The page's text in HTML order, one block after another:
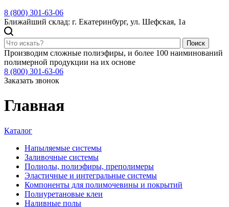
8 (800) 301-63-06
Ближайший склад: г. Екатеринбург, ул. Шефская, 1а
Поиск
Производим сложные полиэфиры, и более 100 наиминований
полимерной продукции на их основе
8 (800) 301-63-06
Заказать звонок
Главная
Каталог
Напыляемые системы
Заливочные системы
Полиолы, полиэфиры, преполимеры
Эластичные и интегральные системы
Компоненты для полимочевины и покрытий
Полиуретановые клеи
Наливные полы